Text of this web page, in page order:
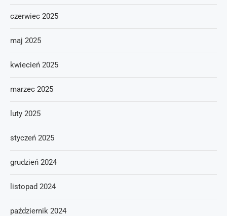
czerwiec 2025
maj 2025
kwiecień 2025
marzec 2025
luty 2025
styczeń 2025
grudzień 2024
listopad 2024
październik 2024